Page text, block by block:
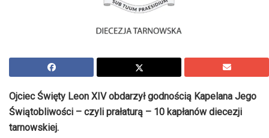
Ojciec Święty Leon XIV obdarzył godnością Kapelana Jego
Świątobliwości – czyli prałaturą – 10 kapłanów diecezji
tarnowskiej.